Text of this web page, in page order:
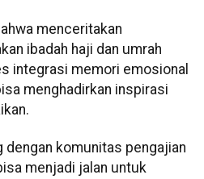
menceritakan
ibadah haji dan umrah
integrasi memori emosional
menghadirkan inspirasi
dengan komunitas pengajian
menjadi jalan untuk